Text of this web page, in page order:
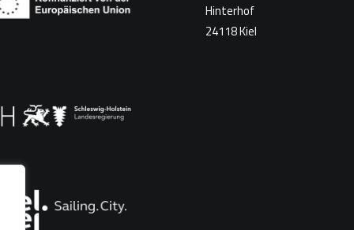
Hinterhof
24118 Kiel